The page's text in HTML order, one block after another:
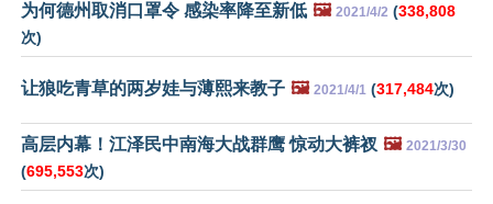
为何德州取消口罩令 感染率降至新低 🖼️ 2021/4/2 (338,808
次)
让狼吃青草的两岁娃与薄熙来教子 🖼️ 2021/4/1 (317,484次)
高层内幕！江泽民中南海大战群鹰 惊动大裤衩 🖼️ 2021/3/30
(695,553次)